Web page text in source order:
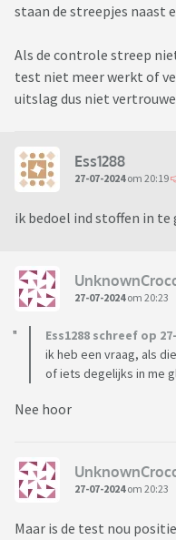
staan de streepjes naast
Als de controle streep
test niet meer werkt of
uitslag dus niet
Ess1288
27-07-2024om 20:19
ik bedoel ind stoffen in te
27-07-2024om 20:23
Ess1288 schreef op
ik heb een vraag, als
of iets degelijks in me
Nee hoor
27-07-2024om 20:23
Maar is de test nou